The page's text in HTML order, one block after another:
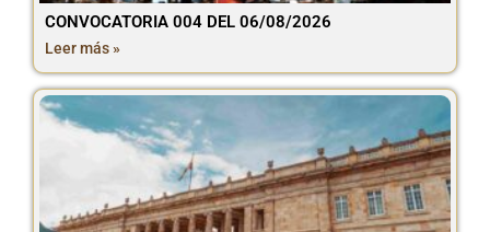
CONVOCATORIA 004 DEL 06/08/2026
Leer más »